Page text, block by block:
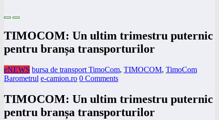
TIMOCOM: Un ultim trimestru puternic
pentru branșa transporturilor
eNEWS bursa de transport TimoCom, TIMOCOM, TimoCom
Barometrul e-camion.ro 0 Comments
TIMOCOM: Un ultim trimestru puternic
pentru branșa transporturilor